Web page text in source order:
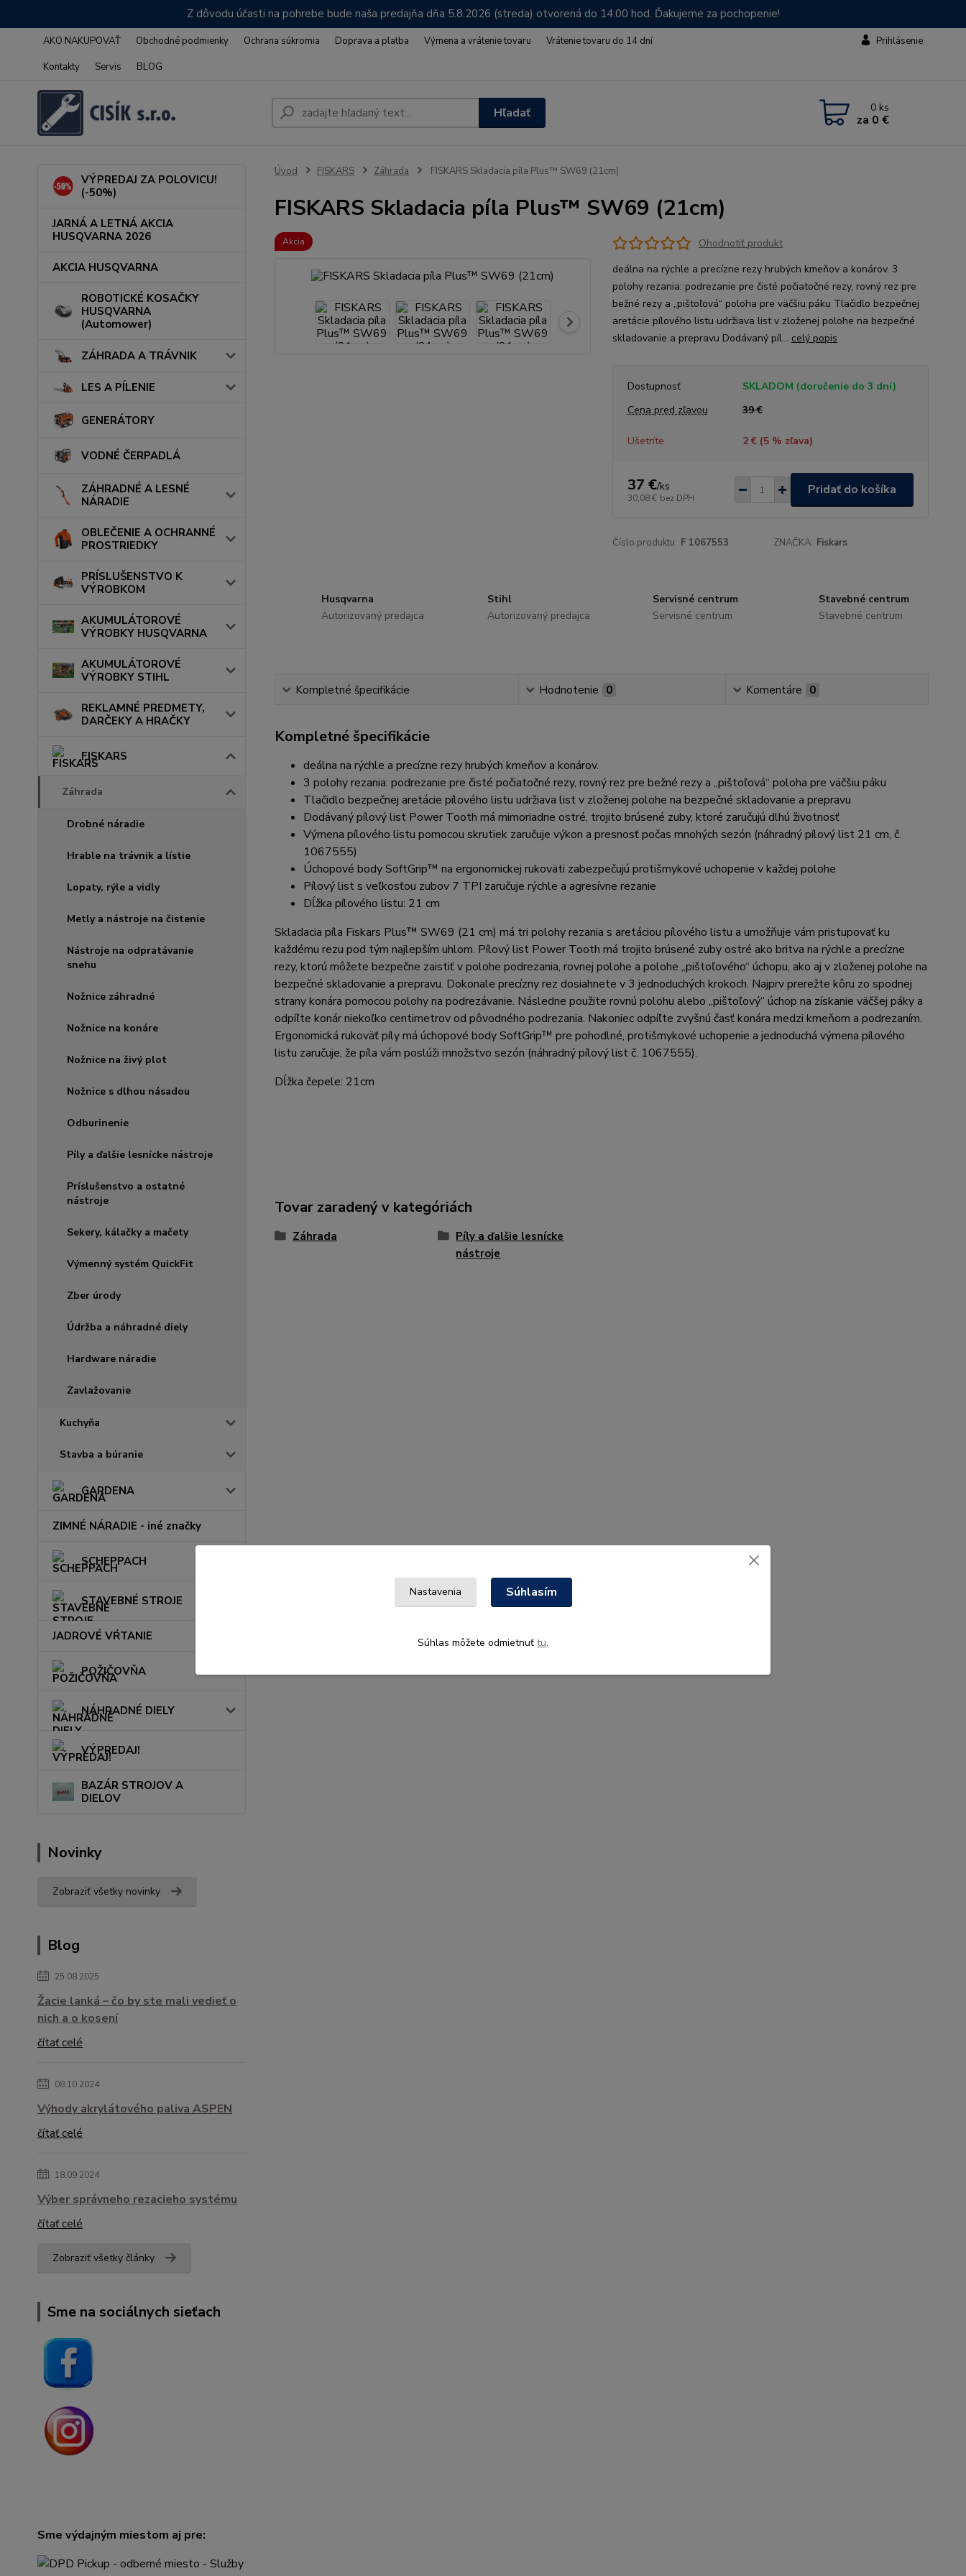
Z dôvodu účasti na pohrebe bude naša predajňa dňa 5.8.2026 (streda) otvorená do 14:00 hod. Ďakujeme za pochopenie!
AKO NAKUPOVAŤ Obchodné podmienky Ochrana súkromia Doprava a platba Výmena a vrátenie tovaru
Vrátenie tovaru do 14 dní
Kontakty
Servis BLOG
Prihlásenie
Hľadať 0 ks
za 0 €
VÝPREDAJ ZA POLOVICU!
(-50%)
JARNÁ A LETNÁ AKCIA
HUSQVARNA 2026
AKCIA HUSQVARNA
ROBOTICKÉ KOSAČKY
HUSQVARNA
(Automower)
ZÁHRADA A TRÁVNIK
LES A PÍLENIE
GENERÁTORY
VODNÉ ČERPADLÁ
ZÁHRADNÉ A LESNÉ
NÁRADIE
OBLEČENIE A OCHRANNÉ
PROSTRIEDKY
PRÍSLUŠENSTVO K
VÝROBKOM
AKUMULÁTOROVÉ
VÝROBKY HUSQVARNA
AKUMULÁTOROVÉ
VÝROBKY STIHL
REKLAMNÉ PREDMETY,
DARČEKY A HRAČKY
FISKARS
Záhrada
Drobné náradie
Hrable na trávnik a lístie
Lopaty, rýle a vidly
Metly a nástroje na čistenie
Nástroje na odpratávanie
snehu
Nožnice záhradné
Nožnice na konáre
Nožnice na živý plot
Nožnice s dlhou násadou
Odburinenie
Píly a ďalšie lesnícke nástroje
Príslušenstvo a ostatné
nástroje
Sekery, kálačky a mačety
Výmenný systém QuickFit
Zber úrody
Údržba a náhradné diely
Hardware náradie
Zavlažovanie
Kuchyňa
Stavba a búranie
GARDENA
ZIMNÉ NÁRADIE - iné značky
SCHEPPACH
STAVEBNÉ STROJE
JADROVÉ VŔTANIE
POŽIČOVŇA
NÁHRADNÉ DIELY
VÝPREDAJ!
BAZÁR STROJOV A
DIELOV
Novinky
Zobraziť všetky novinky
Blog
25.08.2025
Žacie lanká – čo by ste mali vedieť o
nich a o kosení
čítať celé
08.10.2024
Výhody akrylátového paliva ASPEN
čítať celé
18.09.2024
Výber správneho rezacieho systému
čítať celé
Zobraziť všetky články
Sme na sociálnych sieťach
Sme výdajným miestom aj pre:
Úvod FISKARS Záhrada FISKARS Skladacia píla Plus™ SW69 (21cm)
FISKARS Skladacia píla Plus™ SW69 (21cm)
Akcia
Ohodnotiť produkt
deálna na rýchle a precízne rezy hrubých kmeňov a konárov. 3
polohy rezania: podrezanie pre čisté počiatočné rezy, rovný rez pre
bežné rezy a „pištoľová“ poloha pre väčšiu páku Tlačidlo bezpečnej
aretácie pílového listu udržiava list v zloženej polohe na bezpečné
skladovanie a prepravu Dodávaný píl... celý popis
Dostupnosť
SKLADOM (doručenie do 3 dní)
Cena pred zľavou
39 €
Ušetríte 2 € (5% zľava)
37 €/ks
30,08 € bez DPH
Pridať do košíka
Číslo produktu: F 1067553 ZNAČKA: Fiskars
Husqvarna
Autorizovaný predajca
Stihl
Autorizovaný predajca
Servisné centrum
Servisné centrum
Stavebné centrum
Stavebné centrum
Kompletné špecifikácie Hodnotenie 0 Komentáre 0
Kompletné špecifikácie
deálna na rýchle a precízne rezy hrubých kmeňov a konárov.
3 polohy rezania: podrezanie pre čisté počiatočné rezy, rovný rez pre bežné rezy a „pištoľová“ poloha pre väčšiu páku
Tlačidlo bezpečnej aretácie pílového listu udržiava list v zloženej polohe na bezpečné skladovanie a prepravu
Dodávaný pílový list Power Tooth má mimoriadne ostré, trojito brúsené zuby, ktoré zaručujú dlhú životnosť
Výmena pílového listu pomocou skrutiek zaručuje výkon a presnosť počas mnohých sezón (náhradný pílový list 21 cm, č.
1067555)
Úchopové body SoftGrip™ na ergonomickej rukoväti zabezpečujú protišmykové uchopenie v každej polohe
Pílový list s veľkosťou zubov 7 TPI zaručuje rýchle a agresívne rezanie
Dĺžka pílového listu: 21 cm
Skladacia píla Fiskars Plus™ SW69 (21 cm) má tri polohy rezania s aretáciou pílového listu a umožňuje vám pristupovať ku
každému rezu pod tým najlepším uhlom. Pílový list Power Tooth má trojito brúsené zuby ostré ako britva na rýchle a precízne
rezy, ktorú môžete bezpečne zaistiť v polohe podrezania, rovnej polohe a polohe „pištoľového“ úchopu, ako aj v zloženej polohe na
bezpečné skladovanie a prepravu. Dokonale precízny rez dosiahnete v 3 jednoduchých krokoch. Najprv prerežte kôru zo spodnej
strany konára pomocou polohy na podrezávanie. Následne použite rovnú polohu alebo „pištoľový“ úchop na získanie väčšej páky a
odpíľte konár niekoľko centimetrov od pôvodného podrezania. Nakoniec odpíľte zvyšnú časť konára medzi kmeňom a podrezaním.
Ergonomická rukoväť píly má úchopové body SoftGrip™ pre pohodlné, protišmykové uchopenie a jednoduchá výmena pílového
listu zaručuje, že píla vám poslúži množstvo sezón (náhradný pílový list č. 1067555).
Dĺžka čepele: 21cm
Tovar zaradený v kategóriách
Záhrada
Píly a ďalšie lesnícke
nástroje
Nastavenia Súhlasím
Súhlas môžete odmietnuť tu.